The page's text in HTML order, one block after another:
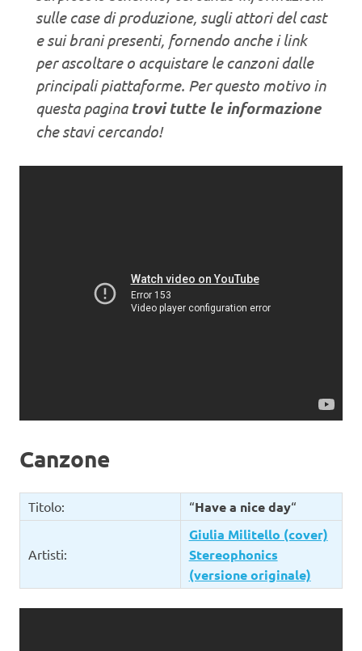
sulle case di produzione, sugli attori del cast
e sui brani presenti, fornendo anche i link
per ascoltare o acquistare le canzoni dalle
principali piattaforme. Per questo motivo in
questa pagina trovi tutte le informazione
che stavi cercando!
Canzone
Titolo: “Have a nice day“
Artisti:
Giulia Militello (cover)
Stereophonics
(versione originale)